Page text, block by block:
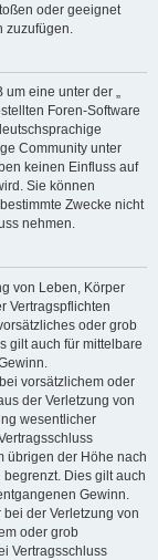
oder geeignet
um eine unter der „
Foren-Software
Community unter
keinen Einfluss auf
Sie können
Zwecke nicht
nehmen.
von Leben, Körper
Vertragspflichten
oder grob
gilt auch für mittelbare
vorsätzlichem oder
der Verletzung von
wesentlicher
übrigen der Höhe nach
Dies gilt auch
Gewinn.
der Verletzung von
oder grob
Vertragsschluss